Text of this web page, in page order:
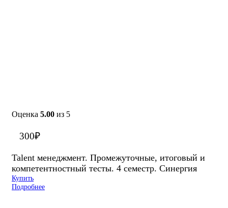
Оценка 5.00 из 5
300₽
Talent менеджмент. Промежуточные, итоговый и
компетентностный тесты. 4 семестр. Синергия
Купить
Подробнее